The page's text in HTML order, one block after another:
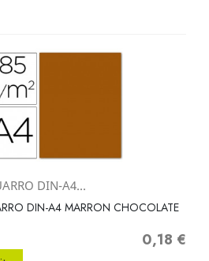
Vista rápida
DIN-A4...
DIN-A4 MARRON CHOCOLATE
Precio
0,18 €